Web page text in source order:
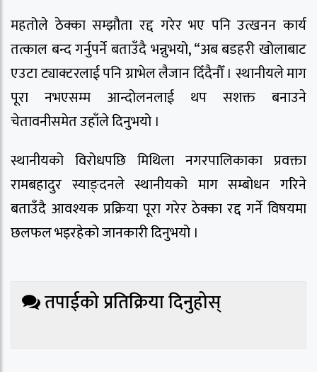
महतोले ठेक्का सम्झौता रद्द गरेर भए पनि उत्खनन कार्य
तत्काल बन्द गर्नुपर्ने बताउँदै भन्नुभयो, “अब बडहरी खोलाबाट
एउटा ट्याक्टरलाई पनि ग्राभेल लैजान दिँदैनौँ । स्थानीयले माग
पूरा नभएसम्म आन्दोलनलाई थप सशक्त बनाउने
चेतावनीसमेत उहाँले दिनुभयो ।
स्थानीयको विरोधपछि मिथिला नगरपालिकाका प्रवक्ता
रामबहादुर स्याङ्दनले स्थानीयको माग सम्बोधन गरिने
बताउँदै आवश्यक प्रक्रिया पूरा गरेर ठेक्का रद्द गर्ने विषयमा
छलफल भइरहेको जानकारी दिनुभयो ।
तपाईको प्रतिक्रिया दिनुहोस्